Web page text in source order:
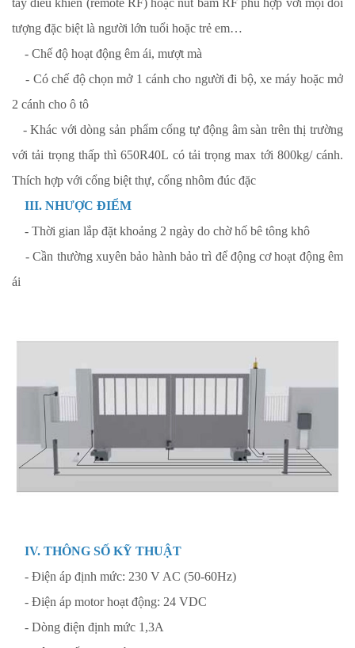
tượng đặc biệt là người lớn tuổi hoặc trẻ em…
- Chế độ hoạt động êm ái, mượt mà
- Có chế độ chọn mở 1 cánh cho người đi bộ, xe máy hoặc mở
2 cánh cho ô tô
- Khác với dòng sản phẩm cổng tự động âm sàn trên thị trường
với tải trọng thấp thì 650R40L có tải trọng max tới 800kg/ cánh.
Thích hợp với cổng biệt thự, cổng nhôm đúc đặc
III. NHƯỢC ĐIỂM
- Thời gian lắp đặt khoảng 2 ngày do chờ hố bê tông khô
- Cần thường xuyên bảo hành bảo trì để động cơ hoạt động êm
ái
IV. THÔNG SỐ KỸ THUẬT
- Điện áp định mức: 230 V AC (50-60Hz)
- Điện áp motor hoạt động: 24 VDC
- Dòng điện định mức 1,3A